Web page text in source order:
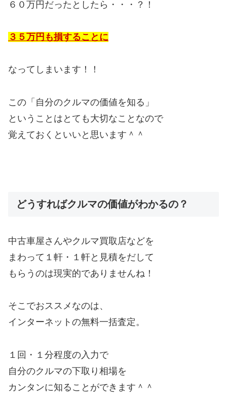
６０万円だったとしたら・・・？！
３５万円も損することに
なってしまいます！！
この「自分のクルマの価値を知る」
ということはとても大切なことなので
覚えておくといいと思います＾＾
どうすればクルマの価値がわかるの？
中古車屋さんやクルマ買取店などを
まわって１軒・１軒と見積をだして
もらうのは現実的でありませんね！
そこでおススメなのは、
インターネットの無料一括査定。
１回・１分程度の入力で
自分のクルマの下取り相場を
カンタンに知ることができます＾＾